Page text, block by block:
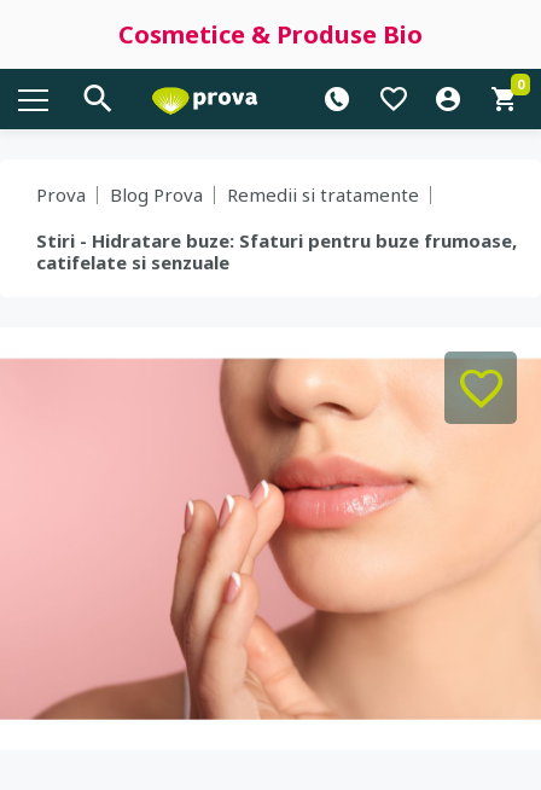
Cosmetice & Produse Bio
0
Prova Blog Prova
Remedii si tratamente
Stiri - Hidratare buze: Sfaturi pentru buze frumoase,
catifelate si senzuale